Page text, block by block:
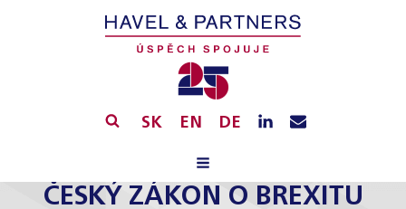
SK EN DE
ČESKÝ ZÁKON O BREXITU